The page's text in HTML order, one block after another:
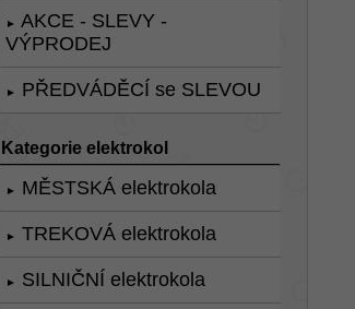
►
AKCE - SLEVY -
VÝPRODEJ
► PŘEDVÁDĚCÍ se SLEVOU
Kategorie elektrokol
► MĚSTSKÁ elektrokola
► TREKOVÁ elektrokola
► SILNIČNÍ elektrokola